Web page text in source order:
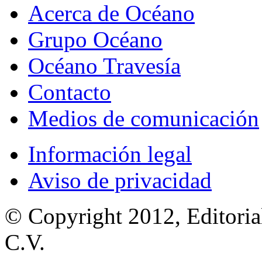
Acerca de Océano
Grupo Océano
Océano Travesía
Contacto
Medios de comunicación
Información legal
Aviso de privacidad
© Copyright 2012,
C.V.